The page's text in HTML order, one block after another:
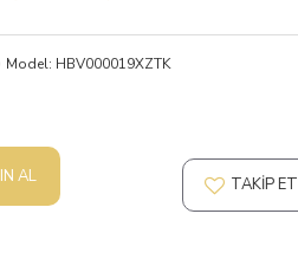
Model: HBV000019XZTK
AL TAKIP ET